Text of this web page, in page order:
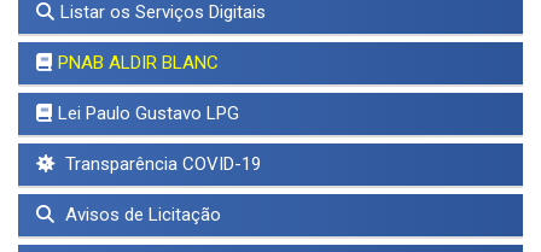
Listar os Serviços Digitais
PNAB ALDIR BLANC
Lei Paulo Gustavo LPG
Transparência COVID-19
Avisos de Licitação